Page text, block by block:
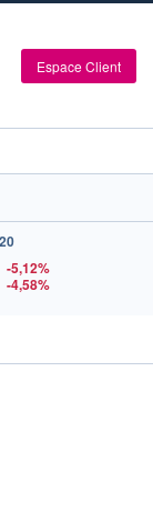
Espace Client
-5,12%
-4,58%